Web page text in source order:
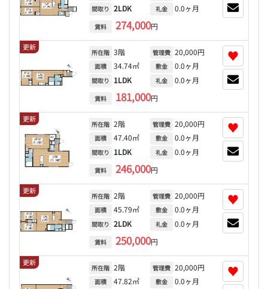
間取り 2LDK
賃料 274,000円
礼金 0.0ヶ月
更新
所在階 3階
面積 34.74㎡
間取り 1LDK
賃料 181,000円
管理費 20,000円
敷金 0.0ヶ月
礼金 0.0ヶ月
♥
更新
所在階 2階
面積 47.40㎡
間取り 1LDK
賃料 246,000円
管理費 20,000円
敷金 0.0ヶ月
礼金 0.0ヶ月
♥
更新
所在階 2階
面積 45.79㎡
間取り 2LDK
賃料 250,000円
管理費 20,000円
敷金 0.0ヶ月
礼金 0.0ヶ月
♥
更新
所在階 2階
面積 47.82㎡
管理費 20,000円
敷金 0.0ヶ月
♥